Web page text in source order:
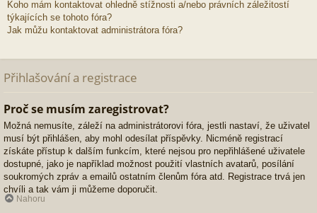
Koho mám kontaktovat ohledně stížnosti a/nebo právních záležitostí
týkajících se tohoto fóra?
Jak můžu kontaktovat administrátora fóra?
Přihlašování a registrace
Proč se musím zaregistrovat?
Možná nemusíte, záleží na administrátorovi fóra, jestli nastaví, že uživatel
musí být přihlášen, aby mohl odesílat příspěvky. Nicméně registrací
získáte přístup k dalším funkcím, které nejsou pro nepřihlášené uživatele
dostupné, jako je například možnost použití vlastních avatarů, posílání
soukromých zpráv a emailů ostatním členům fóra atd. Registrace trvá jen
chvíli a tak vám ji můžeme doporučit.
Nahoru